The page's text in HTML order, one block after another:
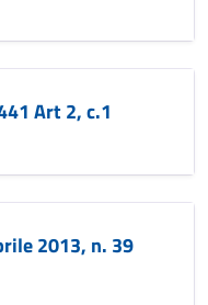
Art 2, c.1
2013, n. 39